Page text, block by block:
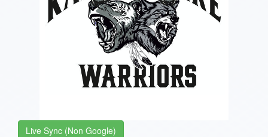
Live Sync (Non Google)